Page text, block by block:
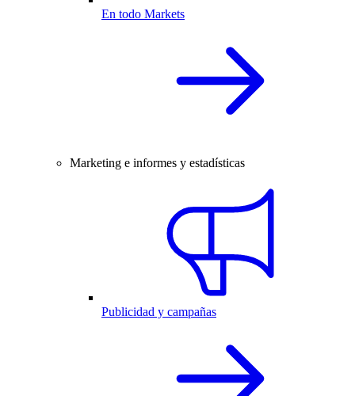
En todo Markets
Marketing e informes y estadísticas
Publicidad y campañas